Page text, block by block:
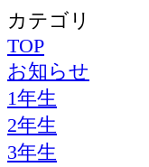
カテゴリ
TOP
お知らせ
1年生
2年生
3年生